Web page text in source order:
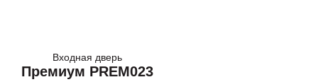
Входная дверь
Премиум PREM023